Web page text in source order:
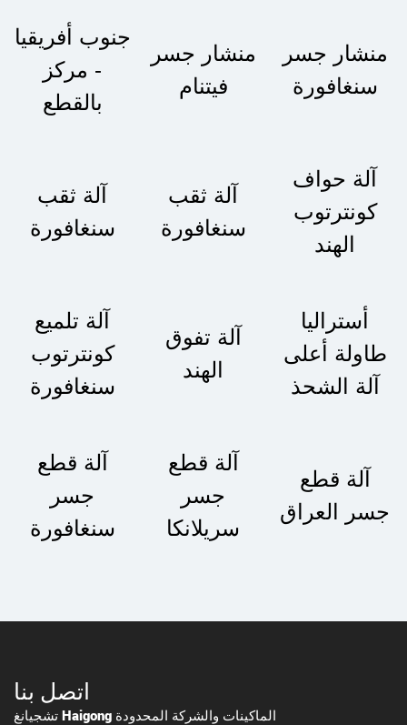
جنوب أفريقيا
- مركز
بالقطع
منشار جسر
فيتنام
منشار جسر
سنغافورة
آلة ثقب
سنغافورة
آلة ثقب
سنغافورة
آلة حواف
كونترتوب
الهند
آلة تلميع
كونترتوب
سنغافورة
آلة تفوق
الهند
أستراليا
طاولة أعلى
آلة الشحذ
آلة قطع
جسر
سنغافورة
آلة قطع
جسر
سريلانكا
آلة قطع
جسر العراق
اتصل بنا
تشجيانغ Haigong الماكينات والشركة المحدودة